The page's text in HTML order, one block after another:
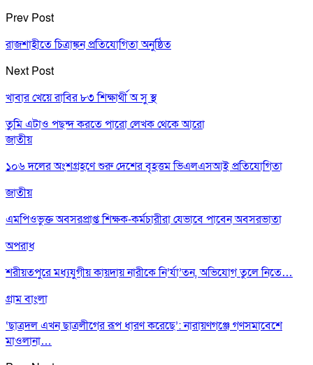
Prev Post
রাজশাহীতে চিত্রাঙ্কন প্রতিযোগিতা অনুষ্ঠিত
Next Post
খাবার খেয়ে রাবির ৮৩ শিক্ষার্থী অ সু স্থ
তুমি এটাও পছন্দ করতে পারোলেখক থেকে আরো
জাতীয়
১০৬ দলের অংশগ্রহণে শুরু দেশের বৃহত্তম ভিএলএসআই প্রতিযোগিতা
জাতীয়
এমপিওভুক্ত অবসরপ্রাপ্ত শিক্ষক-কর্মচারীরা যেভাবে পাবেন অবসরভাতা
অপরাধ
শরীয়তপুরে মধ্যযুগীয় কায়দায় নারীকে নি’র্যা’তন, অভিযোগ তুলে নিতে…
গ্রাম বাংলা
‘ছাত্রদল এখন ছাত্রলীগের রূপ ধারণ করেছে’: নারায়ণগঞ্জে গণসমাবেশে
মাওলানা…